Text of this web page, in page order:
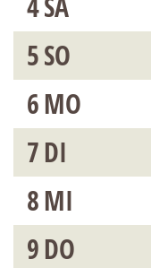
5SO
6MO
7DI
8MI
9DO